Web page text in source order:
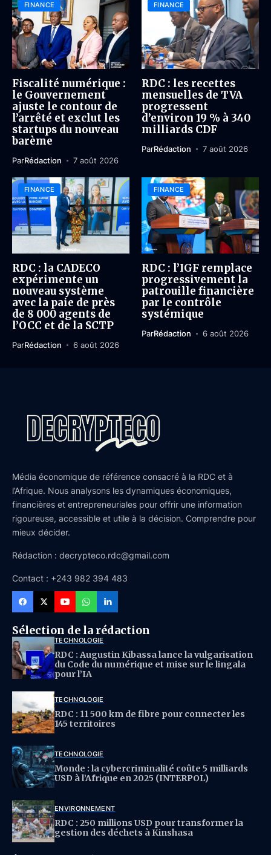
FINANCE
Fiscalité numérique :
le Gouvernement
ajuste le contour de
l’arrêté et exclut les
startups du nouveau
barème
ParRédaction 7 août 2026
FINANCE
RDC : les recettes
mensuelles de TVA
progressent
d’environ 19 % à 340
milliards CDF
ParRédaction 7 août 2026
FINANCE
RDC : la CADECO
expérimente un
nouveau système
avec la paie de près
de 8 000 agents de
l’OCC et de la SCTP
ParRédaction 6 août 2026
FINANCE
RDC : l’IGF remplace
progressivement la
patrouille financière
par le contrôle
systémique
ParRédaction 6 août 2026
Média économique de référence consacré à la RDC et à
l’Afrique. Nous analysons les dynamiques économiques,
financières et entrepreneuriales pour offrir une information
rigoureuse, accessible et utile à la décision. Comprendre pour
mieux décider.
Rédaction : decrypteco.rdc@gmail.com
Contact : +243 982 394 483
Sélection de la rédaction
TECHNOLOGIE
RDC : Augustin Kibassa lance la vulgarisation
du Code du numérique et mise sur le lingala
pour l’IA
TECHNOLOGIE
RDC : 11 500 km de fibre pour connecter les
145 territoires
TECHNOLOGIE
Monde : la cybercriminalité coûte 5 milliards
USD à l’Afrique en 2025 (INTERPOL)
ENVIRONNEMENT
RDC : 250 millions USD pour transformer la
gestion des déchets à Kinshasa